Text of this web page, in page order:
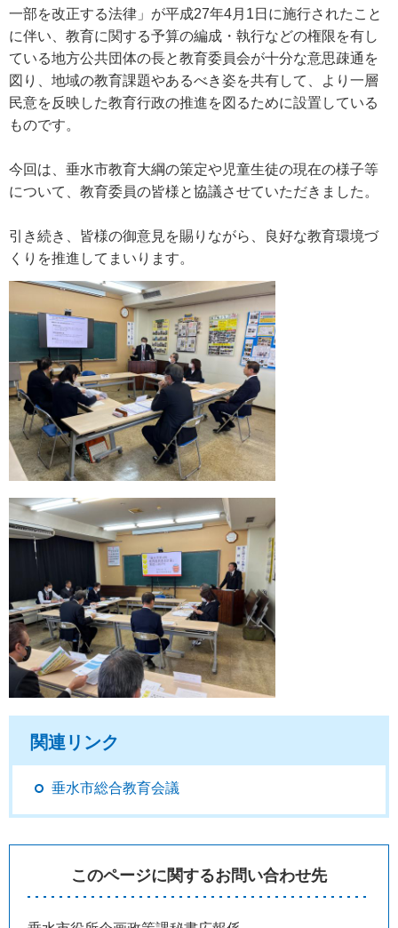
一部を改正する法律」が平成27年4月1日に施行されたこと
に伴い、教育に関する予算の編成・執行などの権限を有し
ている地方公共団体の長と教育委員会が十分な意思疎通を
図り、地域の教育課題やあるべき姿を共有して、より一層
民意を反映した教育行政の推進を図るために設置している
ものです。
今回は、垂水市教育大綱の策定や児童生徒の現在の様子等
について、教育委員の皆様と協議させていただきました。
引き続き、皆様の御意見を賜りながら、良好な教育環境づ
くりを推進してまいります。
関連リンク
垂水市総合教育会議
このページに関するお問い合わせ先